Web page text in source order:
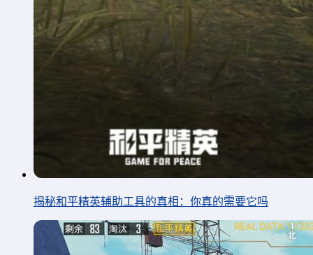
揭秘和平精英辅助工具的真相：你真的需要它吗